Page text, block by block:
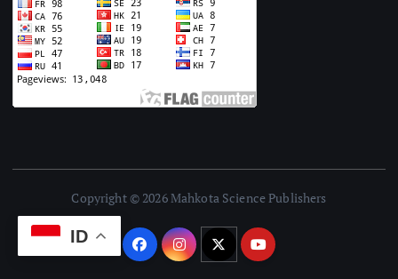
Copyright © 2026 Mahkota Science Publishers
ID